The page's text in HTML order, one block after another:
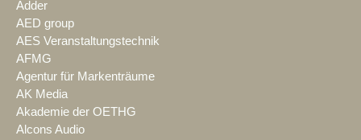
Adder
AED group
AES Veranstaltungstechnik
AFMG
Agentur für Markenträume
AK Media
Akademie der OETHG
Alcons Audio